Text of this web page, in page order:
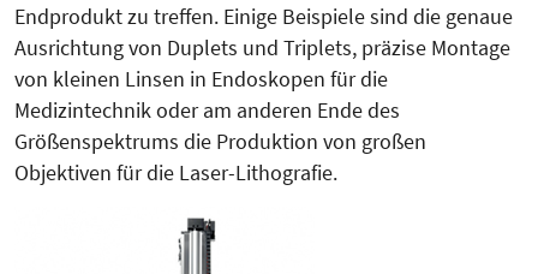
Endprodukt zu treffen. Einige Beispiele sind die genaue
Ausrich­tung von Duplets und Triplets, präzise Montage
von kleinen Linsen in Endoskopen für die
Medizintechnik oder am anderen Ende des
Größenspektrums die Produktion von großen
Objektiven für die Laser-Lithografie.